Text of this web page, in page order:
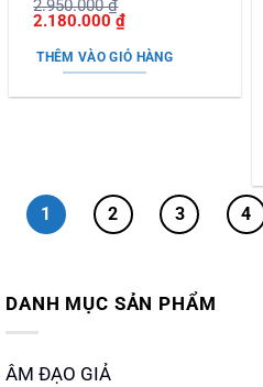
Được xếp
hạng55
2.950.000₫
Giá
là:
2.950.000 ₫.
2.180.000₫Giá
tại
là:
THÊM VÀO GIỎ HÀNG
1 2 3 4
DANH MỤC SẢN PHẨM
ÂM ĐẠO GIẢ